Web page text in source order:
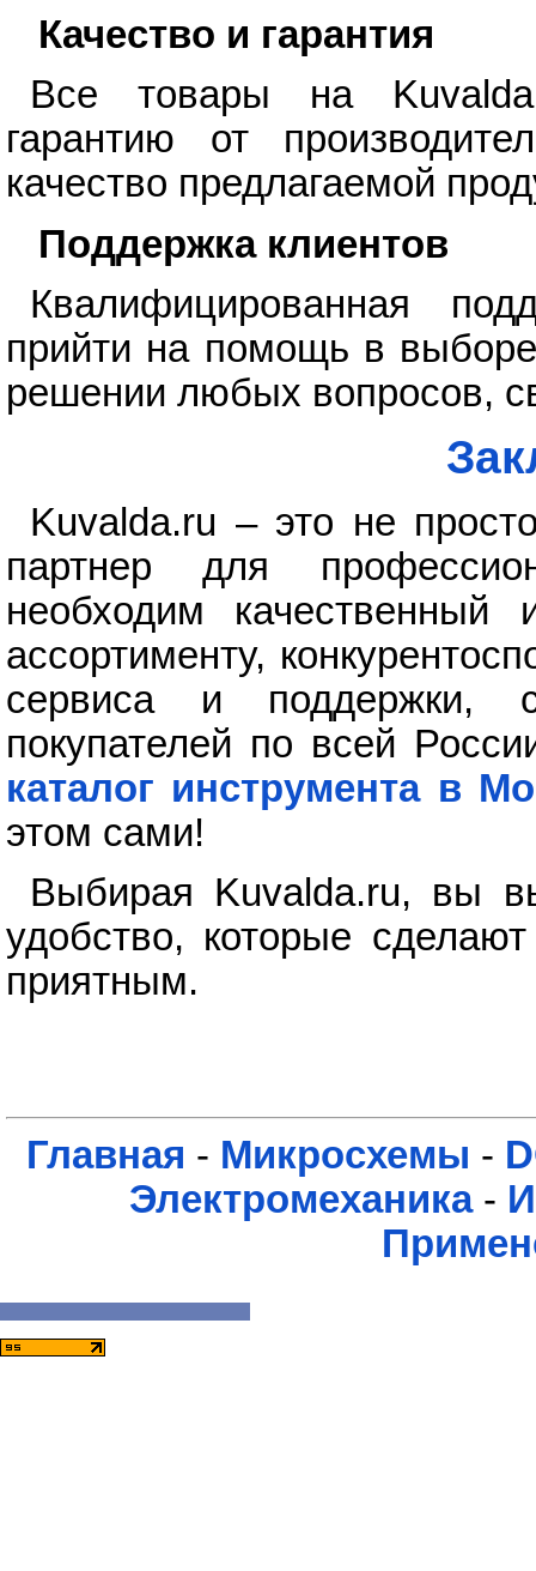
Качество и гарантия
Все товары на
гарантию от
качество предлагаемой
Поддержка клиентов
Квалифицированная
прийти на помощь в
решении любых вопросов,
Kuvalda.ru – это не
партнер для
необходим качественный
ассортименту,
сервиса и поддержки,
покупателей по всей
каталог инструмента в
этом сами!
Выбирая Kuvalda.ru, вы
удобство, которые
приятным.
Главная - Микросхемы -
Электромеханика-